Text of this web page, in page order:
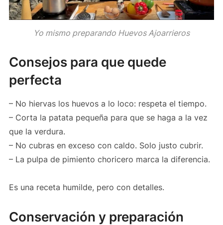
Yo mismo preparando Huevos Ajoarrieros
Consejos para que quede
perfecta
– No hiervas los huevos a lo loco: respeta el tiempo.
– Corta la patata pequeña para que se haga a la vez
que la verdura.
– No cubras en exceso con caldo. Solo justo cubrir.
– La pulpa de pimiento choricero marca la diferencia.
Es una receta humilde, pero con detalles.
Conservación y preparación